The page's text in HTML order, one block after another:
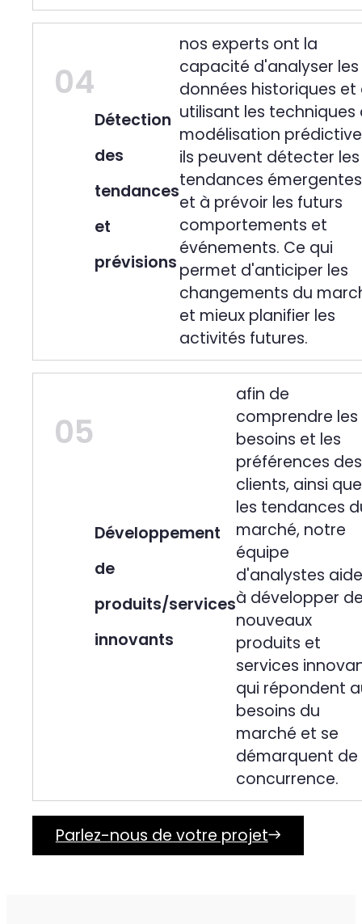
04
Détection
des
tendances
et
prévisions
nos experts ont la
capacité d'analyser les
données historiques et
utilisant les techniques
modélisation
ils peuvent détecter les
tendances émergentes
et à prévoir les futurs
comportements et
événements. Ce qui
permet d'anticiper les
changements du
et mieux planifier les
activités futures.
05
Développement
de
produits/services
innovants
afin de
comprendre les
besoins et les
préférences des
clients, ainsi que
les tendances
marché, notre
équipe
d'analystes
à développer
nouveaux
produits et
services
qui répondent
besoins du
marché et se
démarquent de
concurrence.
Parlez-nous de votre projet